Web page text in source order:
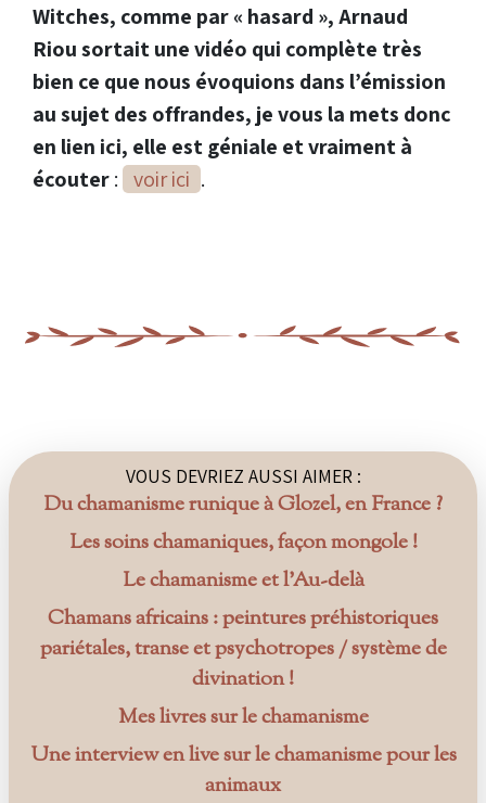
Witches, comme par « hasard », Arnaud
Riou sortait une vidéo qui complète très
bien ce que nous évoquions dans l’émission
au sujet des offrandes, je vous la mets donc
en lien ici, elle est géniale et vraiment à
écouter: voir ici .
VOUS DEVRIEZ AUSSI AIMER :
Du chamanisme runique à Glozel, en France ?
Les soins chamaniques, façon mongole !
Le chamanisme et l’Au-delà
Chamans africains : peintures préhistoriques
pariétales, transe et psychotropes / système de
divination !
Mes livres sur le chamanisme
Une interview en live sur le chamanisme pour les
animaux